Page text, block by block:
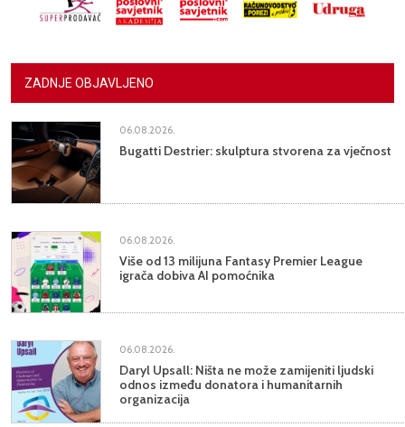
ZADNJE OBJAVLJENO
06.08.2026.
Bugatti Destrier: skulptura stvorena za vječnost
06.08.2026.
Više od 13 milijuna Fantasy Premier League
igrača dobiva AI pomoćnika
06.08.2026.
Daryl Upsall: Ništa ne može zamijeniti ljudski
odnos između donatora i humanitarnih
organizacija